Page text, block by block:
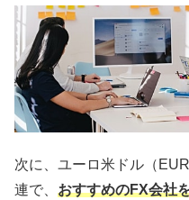
次に、ユーロ米ドル（
連で、 おすすめのFX会社